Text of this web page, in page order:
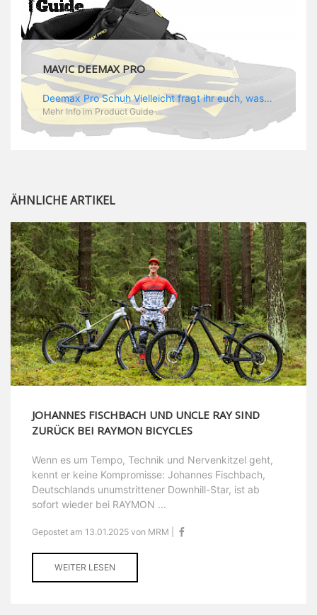
MAVIC DEEMAX PRO
Deemax Pro Schuh Vielleicht fragt ihr euch, was ein Schuh mit Deemax zu tun hat? Nun, hier spielt vor allem der Einsatzzweck eine Rolle: Deemax steht für Gravity pur und dafür ist auch der neue Schuh gedacht, der vor allem den Ideen von Downhill Legende Fabien Barel entspricht. Der Schuh soll ganz der Deemax Philosophie entsprechen: kompromisslose Funktion, effizient und hoher Komfort standen auf der Wunschliste von Fabien. Und das kam dabei heraus: - die neue „Energy Grip AM“ Sohle bietet maximale Stabilität und optimalen Grip auf dem Pedal. - die „Ergo Fit“ Innensohle soll super hohen Komfort bieten und optimal sitzen und zwar den ganzen Tag lang. - eine 3D-Mesch-Konstruktion soll den Fuß belüften und sowohl bei Sonne also auch unter kühlen Bedingungen für optimales Fußklima sorgen - die Assymetrische Konstruktion mit höherem Seitenteil innen soll den Knöchel optimal schützen - extra Schutz für die Zehen und die Fersen
Mehr Info im Product Guide ...
ÄHNLICHE ARTIKEL
JOHANNES FISCHBACH UND UNCLE RAY SIND
ZURÜCK BEI RAYMON BICYCLES
Wenn es um Tempo, Technik und Nervenkitzel geht,
kennt er keine Kompromisse: Johannes Fischbach,
Deutschlands unumstrittener Downhill-Star, ist ab
sofort wieder bei RAYMON ...
Gepostet am 13.01.2025 von MRM |
WEITER LESEN